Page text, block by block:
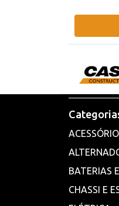
BATERIAS
CHASSI E